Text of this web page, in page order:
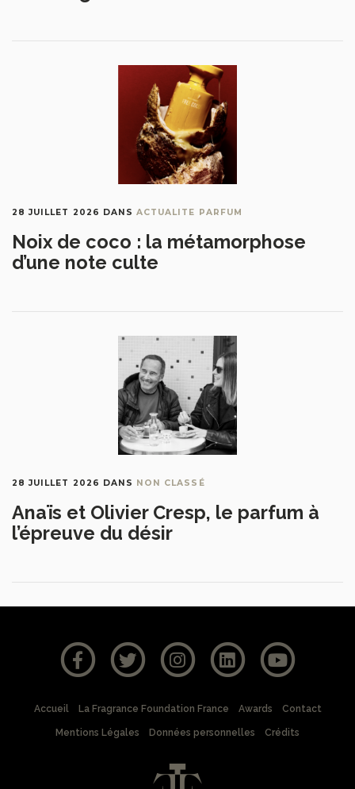
28 JUILLET 2026 DANSACTUALITE PARFUM
Noix de coco : la métamorphose
d’une note culte
28 JUILLET 2026 DANS NON CLASSÉ
Anaïs et Olivier Cresp, le parfum à
l’épreuve du désir
Accueil La Fragrance Foundation France Awards Contact
Mentions Légales Données personnelles Crédits